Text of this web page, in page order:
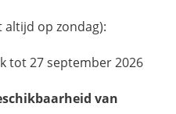
altijd op zondag):
tot 27 september 2026
van